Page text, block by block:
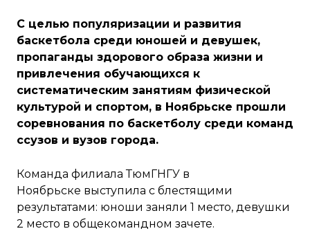
С целью популяризации и развития
баскетбола среди юношей и девушек,
пропаганды здорового образа жизни и
привлечения обучающихся к
систематическим занятиям физической
культурой и спортом, в Ноябрьске прошли
соревнования по баскетболу среди команд
ссузов и вузов города.
Команда филиала ТюмГНГУ в
Ноябрьске выступила с блестящими
результатами: юноши заняли 1 место, девушки
2 место в общекомандном зачете.